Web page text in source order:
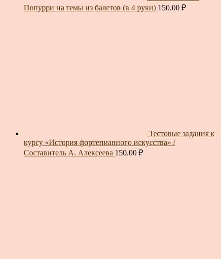
Попурри на темы из балетов (в 4 руки) 150.00 ₽
Тестовые задания к
курсу «История фортепианного искусства» /
Составитель А. Алексеева 150.00 ₽